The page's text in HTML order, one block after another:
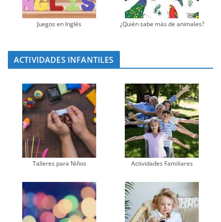
Juegos en Inglés ¿Quién sabe más de animales?
ACTIVIDADES INFANTILES
Talleres para Niños Actividades Familiares